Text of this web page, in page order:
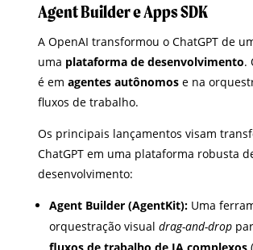
Agent Builder e Apps SDK
A OpenAI transformou o ChatGPT de
uma plataforma de desenvolvimento.
é emagentes autônomos e na
fluxos de trabalho.
Os principais lançamentos visam
ChatGPT em uma plataforma robusta
desenvolvimento:
Agent Builder (AgentKit): Uma
orquestração visualdrag-and-drop